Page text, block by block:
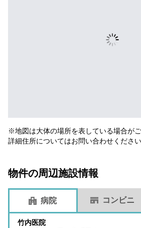
※地図は大体の場所を表している場合がご
詳細住所についてはお問い合わせください
物件の周辺施設情報
病院 コンビニ
竹内医院